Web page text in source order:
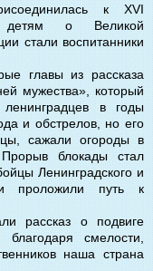
к XVI
детям о Великой
стали воспитанники
главы из рассказа
мужества», который
ленинградцев в годы
и обстрелов, но его
сажали огороды в
блокады стал
Ленинградского и
и проложили путь к
рассказ о подвиге
смелости,
наша страна